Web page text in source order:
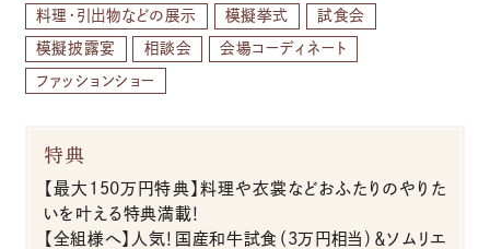
料理・引出物などの展示 模擬挙式 試食会
模擬披露宴 相談会 会場コーディネート
ファッションショー
特典
【最大150万円特典】料理や衣裳などおふたりのやりた
いを叶える特典満載！
【全組様へ】人気！国産和牛試食（3万円相当）＆ソムリエ